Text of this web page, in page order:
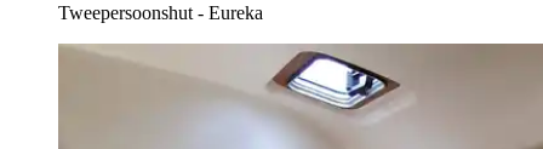
Tweepersoonshut - Eureka